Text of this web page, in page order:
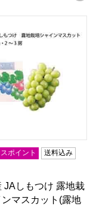
届け期間:8月20日
ポイント
送料込み
JAしもつけ 露地栽
マスカット(露地